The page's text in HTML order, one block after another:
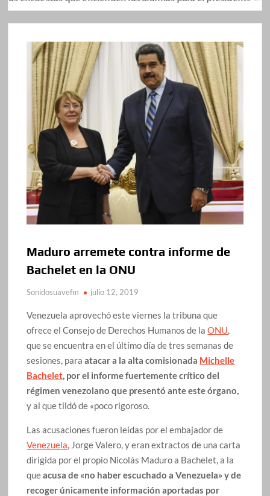
Maduro arremete contra informe de
Bachelet en la ONU
Sonidosuavefm julio 12, 2019
Venezuela aprovechó este viernes la tribuna que
ofrece el Consejo de Derechos Humanos de laONU,
que se encuentra en el último día de tres semanas de
sesiones, paraatacar a la alta comisionada Michelle
Bachelet, por el informe fuertemente crítico del
régimen venezolano que presentó ante este órgano,
y al que tildó de «poco rigoroso.
Las acusaciones fueron leídas por el embajador de
Venezuela, Jorge Valero, y eran extractos de una carta
dirigida por el propio Nicolás Maduro a Bachelet, a la
queacusa de «no haber escuchado a Venezuela» y de
recoger únicamente información aportadas por